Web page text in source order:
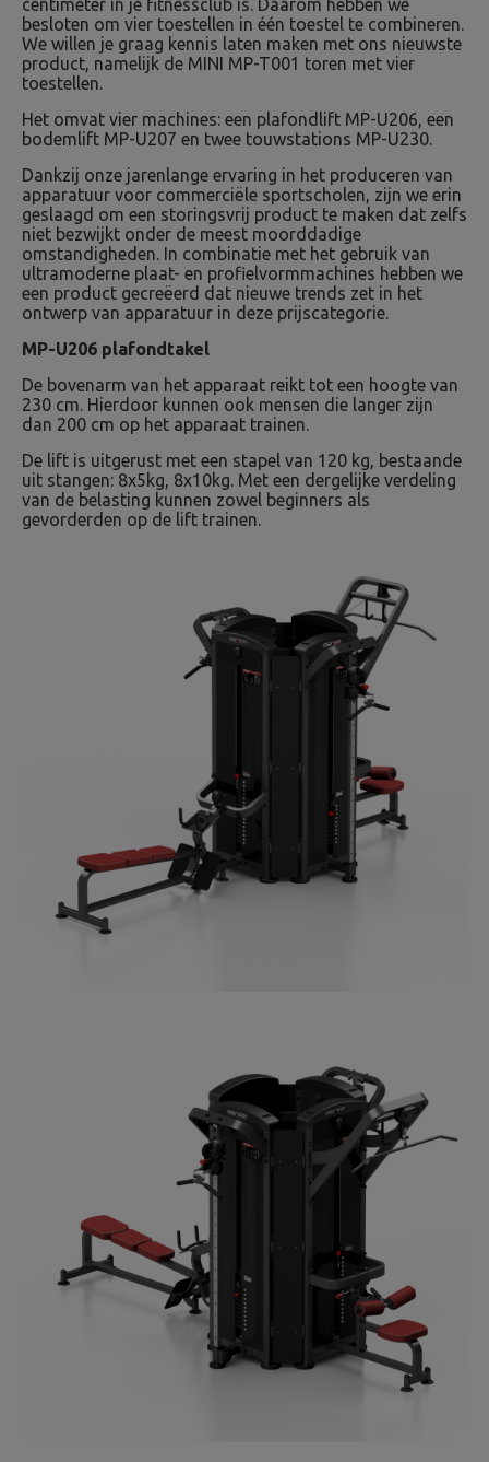
centimeter in je fitnessclub is. Daarom hebben we
besloten om vier toestellen in één toestel te combineren.
We willen je graag kennis laten maken met ons nieuwste
product, namelijk de MINI MP-T001 toren met vier
toestellen.
Het omvat vier machines: een plafondlift MP-U206, een
bodemlift MP-U207 en twee touwstations MP-U230.
Dankzij onze jarenlange ervaring in het produceren van
apparatuur voor commerciële sportscholen, zijn we erin
geslaagd om een storingsvrij product te maken dat zelfs
niet bezwijkt onder de meest moorddadige
omstandigheden. In combinatie met het gebruik van
ultramoderne plaat- en profielvormmachines hebben we
een product gecreëerd dat nieuwe trends zet in het
ontwerp van apparatuur in deze prijscategorie.
MP-U206 plafondtakel
De bovenarm van het apparaat reikt tot een hoogte van
230 cm. Hierdoor kunnen ook mensen die langer zijn
dan 200 cm op het apparaat trainen.
De lift is uitgerust met een stapel van 120 kg, bestaande
uit stangen: 8x5kg, 8x10kg. Met een dergelijke verdeling
van de belasting kunnen zowel beginners als
gevorderden op de lift trainen.